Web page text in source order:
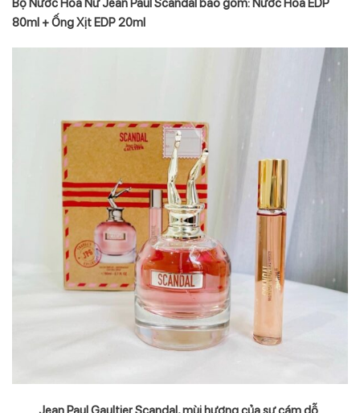
80ml + Ống Xịt EDP 20ml